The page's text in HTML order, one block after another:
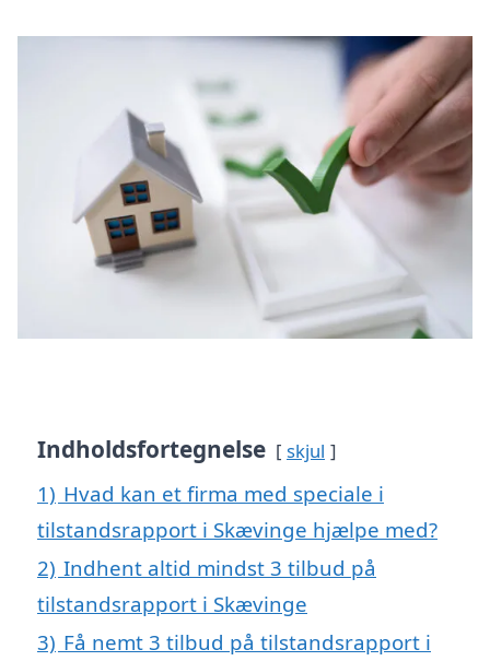
Indholdsfortegnelse skjul
1) Hvad kan et firma med speciale i
tilstandsrapport i Skævinge hjælpe med?
2) Indhent altid mindst 3 tilbud på
tilstandsrapport i Skævinge
3) Få nemt 3 tilbud på tilstandsrapport i